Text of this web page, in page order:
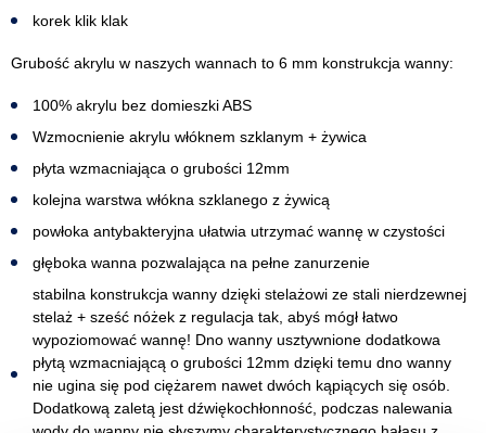
korek klik klak
Grubość akrylu w naszych wannach to 6 mm konstrukcja wanny:
100% akrylu bez domieszki ABS
Wzmocnienie akrylu włóknem szklanym + żywica
płyta wzmacniająca o grubości 12mm
kolejna warstwa włókna szklanego z żywicą
powłoka antybakteryjna ułatwia utrzymać wannę w czystości
głęboka wanna pozwalająca na pełne zanurzenie
stabilna konstrukcja wanny dzięki stelażowi ze stali nierdzewnej
stelaż + sześć nóżek z regulacja tak, abyś mógł łatwo
wypoziomować wannę! Dno wanny usztywnione dodatkowa
płytą wzmacniającą o grubości 12mm dzięki temu dno wanny
nie ugina się pod ciężarem nawet dwóch kąpiących się osób.
Dodatkową zaletą jest dźwiękochłonność, podczas nalewania